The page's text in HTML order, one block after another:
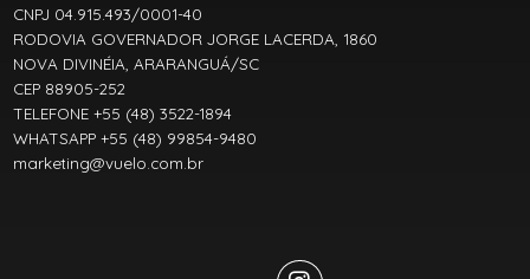
CNPJ 04.915.493/0001-40
RODOVIA GOVERNADOR JORGE LACERDA, 1860
NOVA DIVINÉIA, ARARANGUÁ/SC
CEP 88905-252
TELEFONE +55 (48) 3522-1894
WHATSAPP +55 (48) 99854-9480
marketing@vuelo.com.br